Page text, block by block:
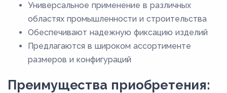
ЛЦ40С
ЛЦ40СД
Универсальное применение в различных
областях промышленности и строительства
Обеспечивают надежную фиксацию изделий
Предлагаются в широком ассортименте
размеров и конфигураций
Преимущества приобретения: